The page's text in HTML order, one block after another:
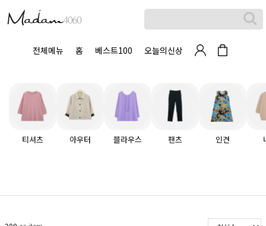
전체메뉴 홈 베스트100 오늘의신상
티셔츠 아우터 블라우스 팬츠 인견